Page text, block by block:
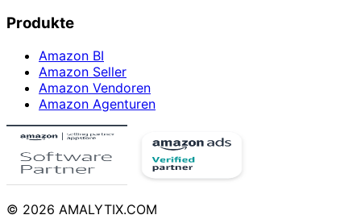
Produkte
Amazon BI
Amazon Seller
Amazon Vendoren
Amazon Agenturen
© 2026 AMALYTIX.COM